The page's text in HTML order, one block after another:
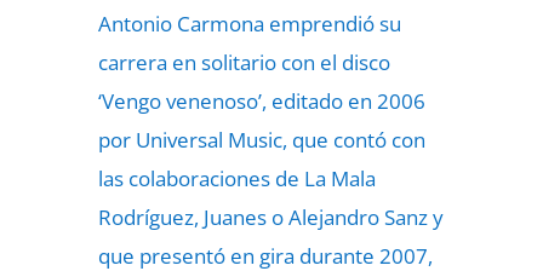
Antonio Carmona emprendió su
carrera en solitario con el disco
‘Vengo venenoso’, editado en 2006
por Universal Music, que contó con
las colaboraciones de La Mala
Rodríguez, Juanes o Alejandro Sanz y
que presentó en gira durante 2007,